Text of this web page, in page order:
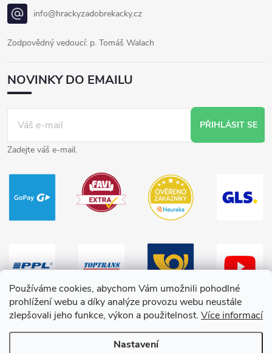
Používáme cookies, abychom Vám umožnili pohodlné
prohlížení webu a díky analýze provozu webu neustále
zlepšovali jeho funkce, výkon a použitelnost. Více informací
Nastavení
info@hrackyzadobrekacky.cz
Zodpovědný vedoucí: p. Tomáš Walach
NOVINKY DO EMAILU
PŘIHLÁSIT SE
Zadejte váš e-mail.